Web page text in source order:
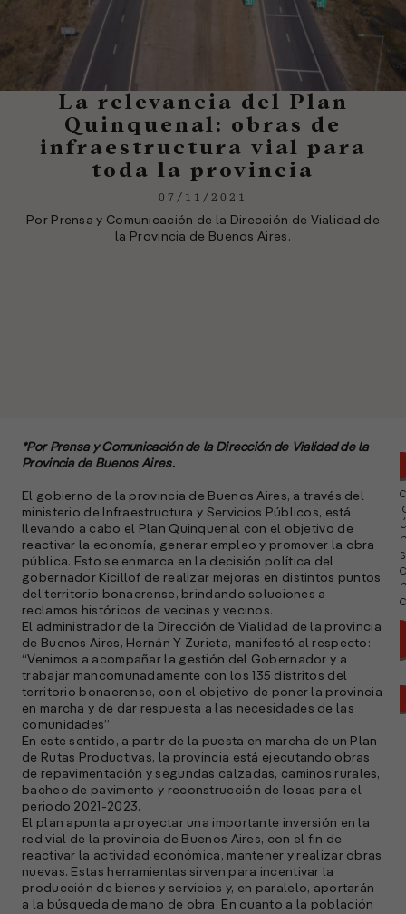
La relevancia del Plan
Quinquenal: obras de
infraestructura vial para
toda la provincia
07/11/2021
Por Prensa y Comunicación de la Dirección de Vialidad de
la Provincia de Buenos Aires.
*Por Prensa y Comunicación de la Dirección de Vialidad de la
Provincia de Buenos Aires.
El gobierno de la provincia de Buenos Aires, a través del
ministerio de Infraestructura y Servicios Públicos, está
llevando a cabo el Plan Quinquenal con el objetivo de
reactivar la economía, generar empleo y promover la obra
pública. Esto se enmarca en la decisión política del
gobernador Kicillof de realizar mejoras en distintos puntos
del territorio bonaerense, brindando soluciones a
reclamos históricos de vecinas y vecinos.
El administrador de la Dirección de Vialidad de la provincia
de Buenos Aires, Hernán Y Zurieta, manifestó al respecto:
“Venimos a acompañar la gestión del Gobernador y a
trabajar mancomunadamente con los 135 distritos del
territorio bonaerense, con el objetivo de poner la provincia
en marcha y de dar respuesta a las necesidades de las
comunidades”.
En este sentido, a partir de la puesta en marcha de un Plan
de Rutas Productivas, la provincia está ejecutando obras
de repavimentación y segundas calzadas, caminos rurales,
bacheo de pavimento y reconstrucción de losas para el
periodo 2021-2023.
El plan apunta a proyectar una importante inversión en la
red vial de la provincia de Buenos Aires, con el fin de
reactivar la actividad económica, mantener y realizar obras
nuevas. Estas herramientas sirven para incentivar la
producción de bienes y servicios y, en paralelo, aportarán
a la búsqueda de mano de obra. En cuanto a la población